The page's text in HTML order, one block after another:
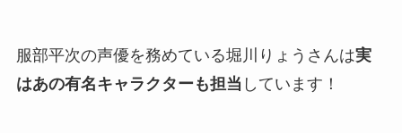
服部平次の声優を務めている堀川りょうさんは実
はあの有名キャラクターも担当 しています！